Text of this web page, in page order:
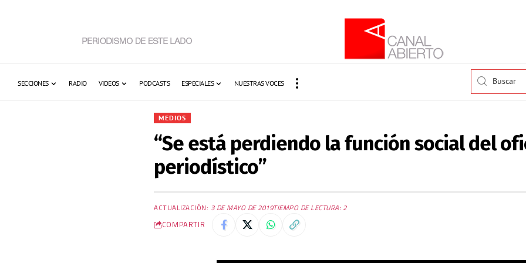
SECCIONES RADIO VIDEOS PODCASTS ESPECIALES NUESTRAS VOCES
MEDIOS
“Se está perdiendo la función social del
periodístico”
ACTUALIZACIÓN: 3 DE MAYO DE 2019TIEMPO DE LECTURA: 2
COMPARTIR